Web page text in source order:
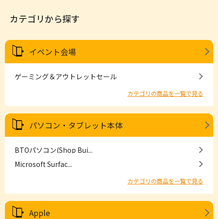
カテゴリから探す
イベント会場
ゲーミング＆アウトレットセール
カテゴリの商品を一覧で見る
パソコン・タブレット本体
BTOパソコン(Shop Bui...
Microsoft Surfac...
カテゴリの商品を一覧で見る
Apple